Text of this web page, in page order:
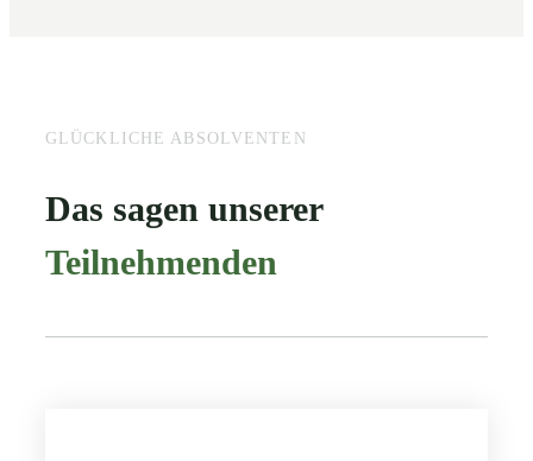
GLÜCKLICHE ABSOLVENTEN
Das sagen unserer
Teilnehmenden